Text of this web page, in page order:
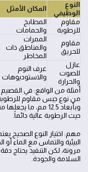
النوع
الوظيفي
المكان الأمثل
مقاوم
للرطوبة
المطابخ
والحمامات
مقاوم
للحريق
الممرات
والمناطق ذات
المخاطر
عازل
للصوت
والحرارة
غرف النوم
والاستوديوهات
أمثلة من الواقع: في
من نوع جبس مقاوم للرطوبة
وبأبعاد 12.5 مم،
حيث الرطوبة عالية دائماً.
مهم: اختيار النوع الصحيح
البيئية والتماس مع الماء
مرونة، لكن التنفيذ يحتاج
السلامة والجودة.